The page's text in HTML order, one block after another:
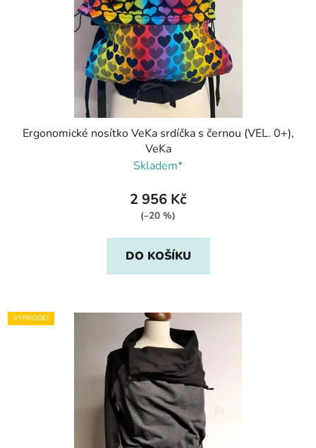
Ergonomické nosítko VeKa srdíčka s černou (VEL. 0+),
VeKa
Skladem*
2 956 Kč
(–20 %)
DO KOŠÍKU
VÝPRODEJ